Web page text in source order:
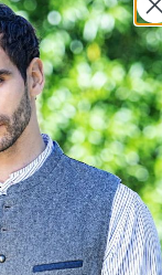
24,00 CHF*
Grösse
L M
XL